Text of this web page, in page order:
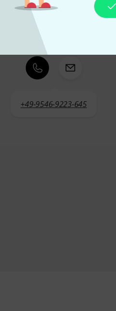
Atendimento ao Cliente Portugal
+49-9546-9223-645